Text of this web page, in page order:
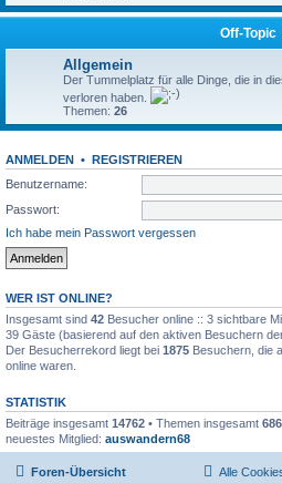
Off-Topic
Allgemein
Der Tummelplatz für alle Dinge, die in
verloren haben.
Themen: 26
ANMELDEN • REGISTRIEREN
Benutzername:
Passwort:
Ich habe mein Passwort vergessen
WER IST ONLINE?
Insgesamt sind 42 Besucher online :: 3 sichtbare
39 Gäste (basierend auf den aktiven Besuchern
Der Besucherrekord liegt bei 1875 Besuchern, die
online waren.
STATISTIK
Beiträge insgesamt 14762 • Themen insgesamt 686
neuestes Mitglied: auswandern68
Foren-Übersicht Alle